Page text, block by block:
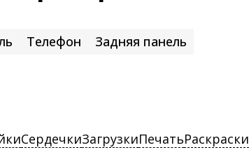
Телефон Задняя панель
СердечкиЗагрузкиПечатьРаскраски